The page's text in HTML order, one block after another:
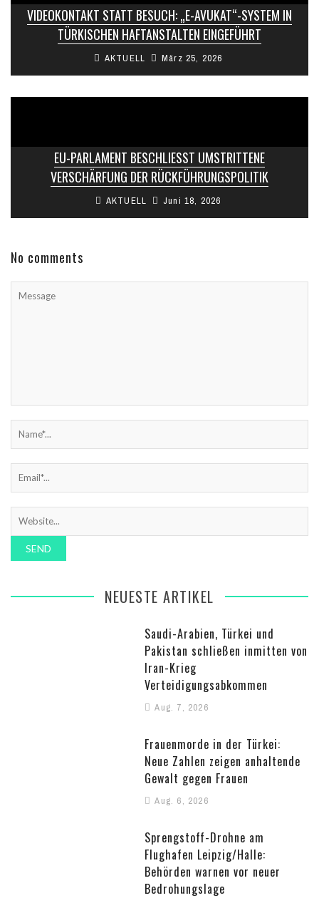
VIDEOKONTAKT STATT BESUCH: „E-AVUKAT“-SYSTEM IN
TÜRKISCHEN HAFTANSTALTEN EINGEFÜHRT
AKTUELL März 25, 2026
EU-PARLAMENT BESCHLIESST UMSTRITTENE V
ERSCHÄRFUNG DER RÜCKFÜHRUNGSPOLITIK
AKTUELL Juni 18, 2026
No comments
NEUESTE ARTIKEL
Saudi-Arabien, Türkei und
Pakistan schließen inmitten von
Iran-Krieg
Verteidigungsabkommen
Aug. 7, 2026
Frauenmorde in der Türkei:
Neue Zahlen zeigen anhaltende
Gewalt gegen Frauen
Aug. 6, 2026
Sprengstoff-Drohne am
Flughafen Leipzig/Halle:
Behörden warnen vor neuer
Bedrohungslage